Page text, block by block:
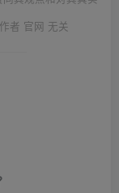
者 官网 无关